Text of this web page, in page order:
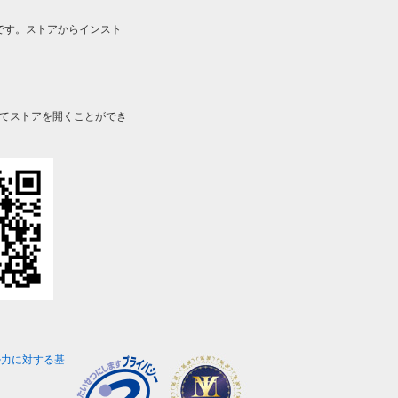
。ストアからインスト
ストアを開くことができ
に対する基